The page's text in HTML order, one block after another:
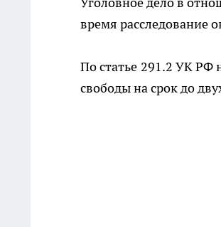
время расследование
По статье 291.2 УК РФ
свободы на срок до